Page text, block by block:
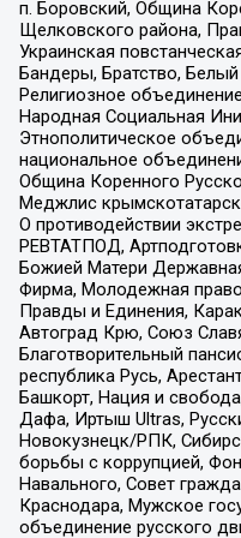
п. Боровский, Община
Щелковского района,
Украинская
Бандеры, Братство,
Религиозное
Народная Социальная
Этнополитическое
национальное
Община Коренного
Меджлис
О противодействии
РЕВТАТПОД,
Божией Матери
Фирма, Молодежная
Правды и Единения,
Автоград Крю, Союз
Благотворительный
республика Русь,
Башкорт, Нация и
Дафа, Иртыш Ultras,
Новокузнецк/РПК,
борьбы с коррупцией,
Навального, Совет
Краснодара, Мужское
объединение русского